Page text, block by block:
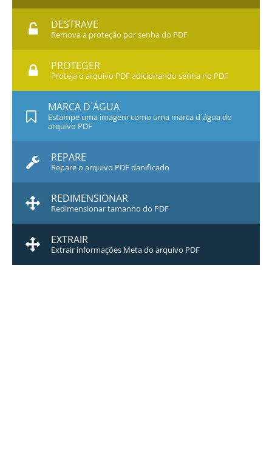
DESTRAVE
Remova a proteção por senha do PDF
PROTEGER
Proteja o arquivo PDF adicionando senha no PDF
MARCA D`ÁGUA
Estampe uma imagem como uma marca d`água do
arquivo PDF
REPARE
Repare o arquivo PDF danificado
REDIMENSIONAR
Redimensionar tamanho do PDF
EXTRAIR
Extrair informações Meta do arquivo PDF